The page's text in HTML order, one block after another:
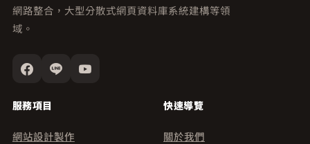
網路整合，大型分散式網頁資料庫系統建構等領
域。
服務項目
網站設計製作
快速導覽
關於我們